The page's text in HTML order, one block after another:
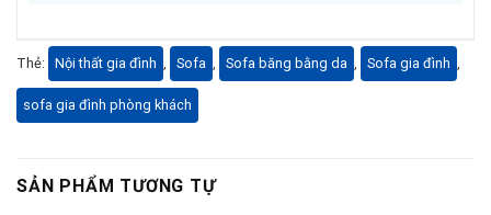
Thẻ: Nội thất gia đình , Sofa , Sofa băng bằng da , Sofa gia đình ,
sofa gia đình phòng khách
SẢN PHẨM TƯƠNG TỰ